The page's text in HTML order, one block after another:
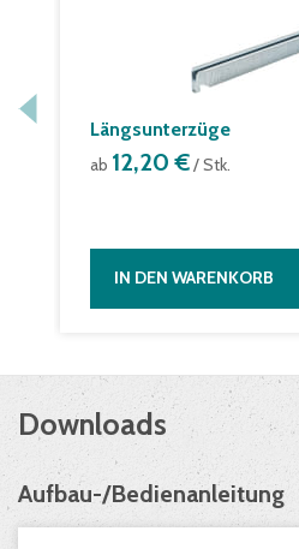
Längsunterzüge
ab 12,20 €/ Stk.
IN DEN WARENKORB
Downloads
Aufbau-/Bedienanleitung